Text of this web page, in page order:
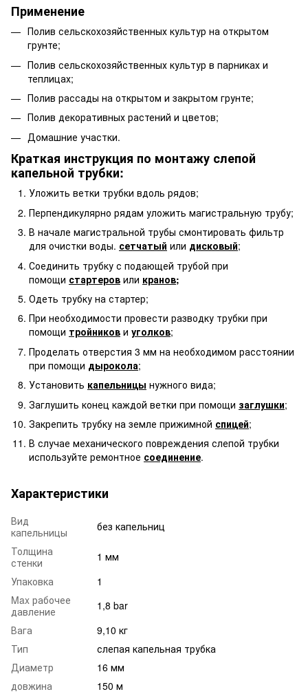
Применение
Полив сельскохозяйственных культур на открытом
грунте;
Полив сельскохозяйственных культур в парниках и
теплицах;
Полив рассады на открытом и закрытом грунте;
Полив декоративных растений и цветов;
Домашние участки.
Краткая инструкция по монтажу слепой
капельной трубки:
Уложить ветки трубки вдоль рядов;
Перпендикулярно рядам уложить магистральную трубу;
В начале магистральной трубы смонтировать фильтр
для очистки воды. сетчатый или дисковый;
Соединить трубку с подающей трубой при
помощи стартеров или кранов;
Одеть трубку на стартер;
При необходимости провести разводку трубки при
помощи тройников и уголков;
Проделать отверстия 3 мм на необходимом расстоянии
при помощи дырокола;
Установить капельницы нужного вида;
Заглушить конец каждой ветки при помощи заглушки;
Закрепить трубку на земле прижимной спицей;
В случае механического повреждения слепой трубки
используйте ремонтное соединение.
Характеристики
Вид
капельницы
без капельниц
Толщина
стенки
1 мм
Упаковка
1
Max рабочее
давление
1,8 bar
Вага
9,10 кг
Тип
слепая капельная трубка
Диаметр
16 мм
довжина
150 м